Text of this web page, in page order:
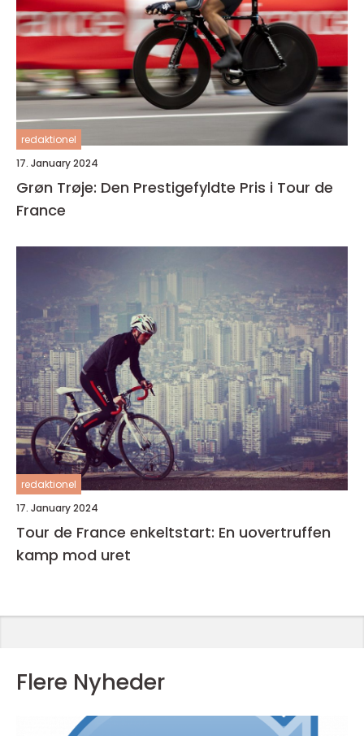
redaktionel
17. January 2024
Grøn Trøje: Den Prestigefyldte Pris i Tour de
France
redaktionel
17. January 2024
Tour de France enkeltstart: En uovertruffen
kamp mod uret
Flere Nyheder